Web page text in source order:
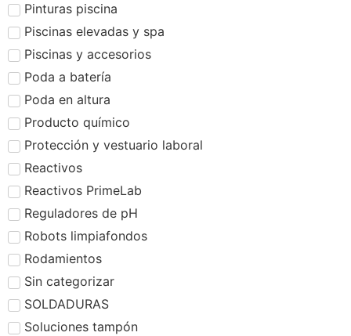
Pinturas piscina
Piscinas elevadas y spa
Piscinas y accesorios
Poda a batería
Poda en altura
Producto químico
Protección y vestuario laboral
Reactivos
Reactivos PrimeLab
Reguladores de pH
Robots limpiafondos
Rodamientos
Sin categorizar
SOLDADURAS
Soluciones tampón